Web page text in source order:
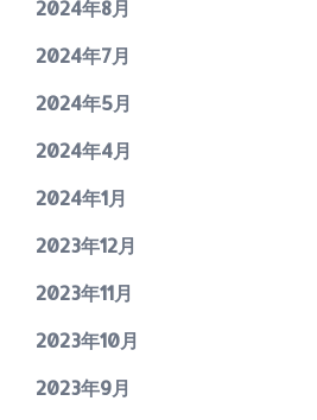
2024年8月
2024年7月
2024年5月
2024年4月
2024年1月
2023年12月
2023年11月
2023年10月
2023年9月